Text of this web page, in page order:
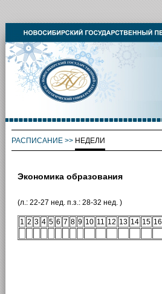
РАСПИСАНИЕ>> НЕДЕЛИ
Экономика образования
(л.: 22-27 нед. п.з.: 28-32 нед. )
1 2 3 4 5 6 7 8 9 10 11 12 13 14 15 16